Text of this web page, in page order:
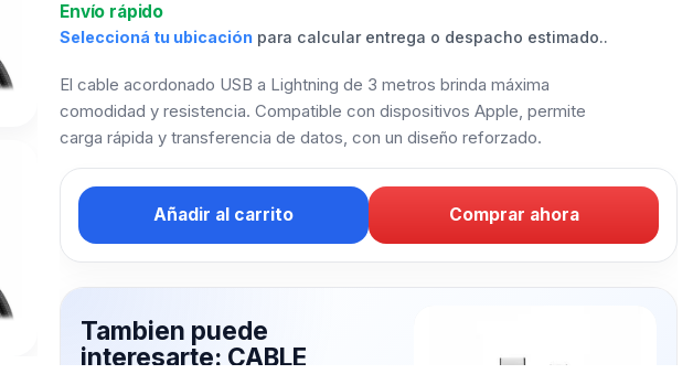
Envío rápido
Seleccioná tu ubicación para calcular entrega o despacho estimado..
El cable acordonado USB a Lightning de 3 metros brinda máxima
comodidad y resistencia. Compatible con dispositivos Apple, permite
carga rápida y transferencia de datos, con un diseño reforzado.
Añadir al carrito Comprar ahora
Tambien puede
interesarte: CABLE